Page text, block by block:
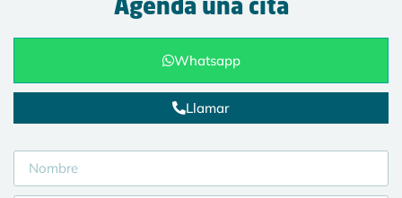
Agenda una cita
Whatsapp
Llamar